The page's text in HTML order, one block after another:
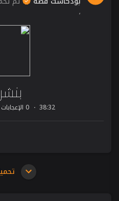
،
38:32 0 الإعجابات